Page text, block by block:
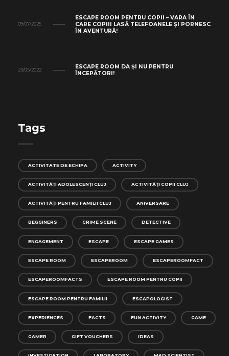
09/07/2025
ESCAPE ROOM PENTRU COPII – VARA ÎN
CARE COPIII LASĂ TELEFOANELE ȘI PORNESC
ÎN AVENTURĂ!
23/05/2022
ESCAPE ROOM DA ȘI NU PENTRU
ÎNCEPĂTORI!
Tags
ACTIVITATE DE ECHIPA ACTIVITY
ACTIVITĂȚI ADOLESCENȚI CLUJ ACTIVITĂȚI COPII CLUJ
ACTIVITĂȚI PENTRU FAMILII CLUJ ANIVERSARE
BEGGINERS CRIME SCENE DETECTIVE
ENGAGEMENT ESCAPE ESCAPE GAMES
ESCAPE ROOM ESCAPEROOM ESCAPEROOMFACT
ESCAPEROOMFACTS ESCAPE ROOM PENTRU COPII
ESCAPE ROOM PENTRU FAMILII ESCAPOLOGIST
EXPERIENCES FACTS FUN ACTIVITY GAME
GAMER GIFT VOUCHERS IDEAS